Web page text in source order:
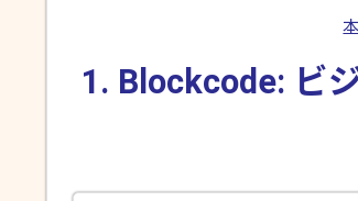
1. Blockcode: ビ